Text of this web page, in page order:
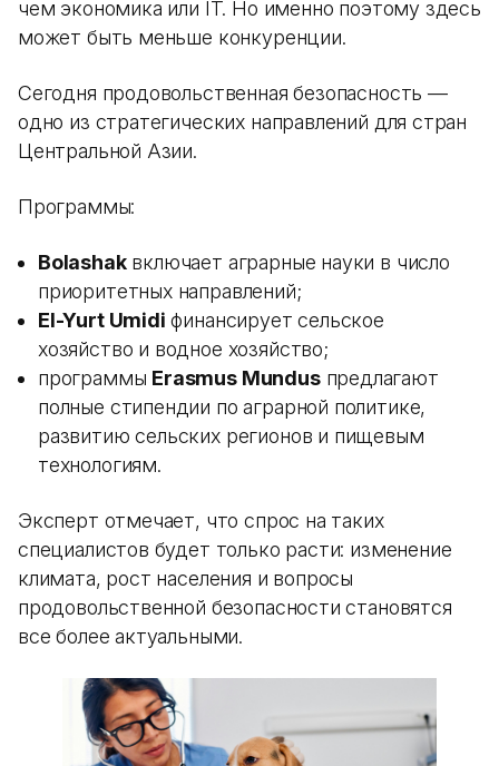
чем экономика или IT. Но именно поэтому здесь
может быть меньше конкуренции.
Сегодня продовольственная безопасность —
одно из стратегических направлений для стран
Центральной Азии.
Программы:
Bolashakвключает аграрные науки в число
приоритетных направлений;
El-Yurt Umidi финансирует сельское
хозяйство и водное хозяйство;
программы Erasmus Mundusпредлагают
полные стипендии по аграрной политике,
развитию сельских регионов и пищевым
технологиям.
Эксперт отмечает, что спрос на таких
специалистов будет только расти: изменение
климата, рост населения и вопросы
продовольственной безопасности становятся
все более актуальными.